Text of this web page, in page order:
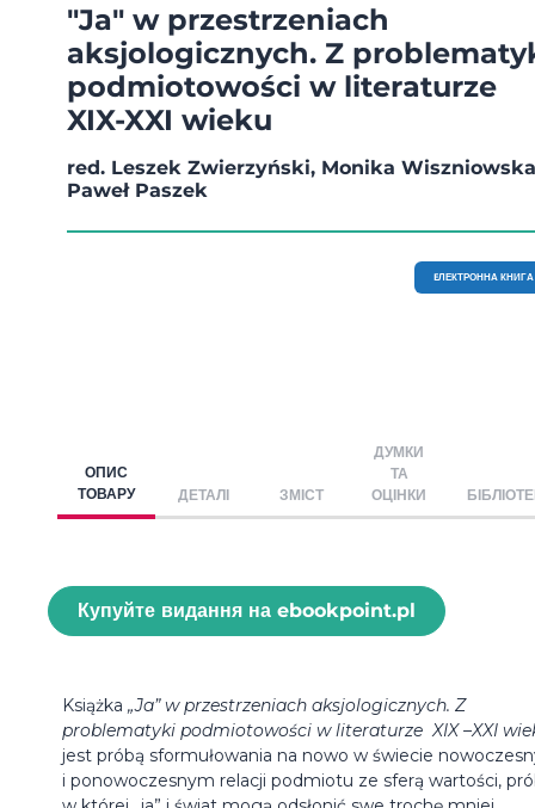
"Ja" w przestrzeniach
aksjologicznych. Z
podmiotowości w literaturze
XIX-XXI wieku
red. Leszek Zwierzyński, Monika
Paweł Paszek
EЛЕКТРОННА КНИГА
ОПИС
ТОВАРУ
ДЕТАЛІ ЗМІСТ
ДУМКИ
ТА
ОЦІНКИ
Купуйте видання на ebookpoint.pl
Książka „Ja” w przestrzeniach aksjologicznych. Z
problematyki podmiotowości w literaturze XIX –XXI
jest próbą sformułowania na nowo w świecie
i ponowoczesnym relacji podmiotu ze sferą wartości,